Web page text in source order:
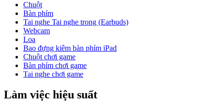
Chuột
Bàn phím
Tai nghe Tai nghe trong (Earbuds)
Webcam
Loa
Bao đựng kiêm bàn phím iPad
Chuột chơi game
Bàn phím chơi game
Tai nghe chơi game
Làm việc hiệu suất